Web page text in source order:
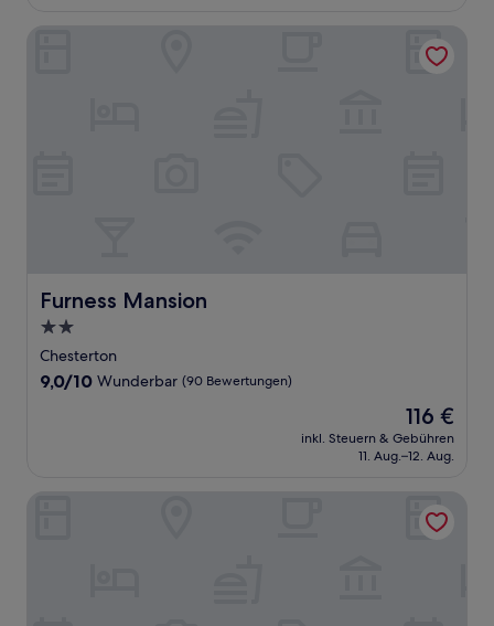
Bewertungen)
Furness Mansion
Furness Mansion
2.0-
Sterne-
Unterkunft
Chesterton
9.0
9,0/10 Wunderbar (90 Bewertungen)
Der
Preis
beträgt
116 €
inkl. Steuern & Gebühren
11. Aug.–12. Aug.